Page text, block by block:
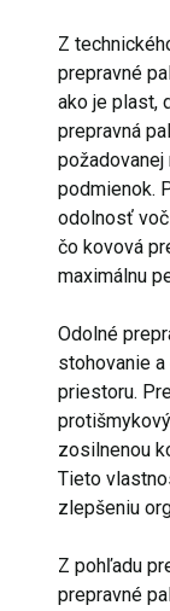
Z
prepravné
ako je plast,
prepravná
podmienok.
odolnosť
čo kovová
maximálnu
Odolné
stohovanie
priestoru.
zosilnenou
Tieto
zlepšeniu
Z pohľadu
prepravné